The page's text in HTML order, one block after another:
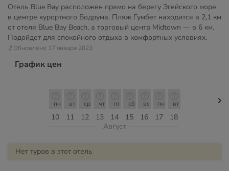
Отель Blue Bay расположен прямо на берегу Эгейского море
в центре курортного Бодрума. Пляж Гумбет находится в 2,1 км
от отеля Blue Bay Beach, а торговый центр Midtown — в 6 км.
Подойдет для спокойного отдыха в комфортных условиях.
// Обновлено 17 января 2023
График цен
10
пн
11
вт
12
ср
13
чт
14
пт
15
сб
16
вс
17
пн
18
вт
Август
Нет туров в этот отель